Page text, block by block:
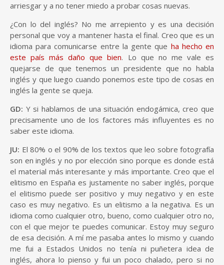
arriesgar y a no tener miedo a probar cosas nuevas.
¿Con lo del inglés? No me arrepiento y es una decisión
personal que voy a mantener hasta el final. Creo que es un
idioma para comunicarse entre la gente que ha hecho en
este país más daño que bien. Lo que no me vale es
quejarse de que tenemos un presidente que no habla
inglés y que luego cuando ponemos este tipo de cosas en
inglés la gente se queja.
GD: Y si hablamos de una situación endogámica, creo que
precisamente uno de los factores más influyentes es no
saber este idioma.
JU: El 80% o el 90% de los textos que leo sobre fotografía
son en inglés y no por elección sino porque es donde está
el material más interesante y más importante. Creo que el
elitismo en España es justamente no saber inglés, porque
el elitismo puede ser positivo y muy negativo y en este
caso es muy negativo. Es un elitismo a la negativa. Es un
idioma como cualquier otro, bueno, como cualquier otro no,
con el que mejor te puedes comunicar. Estoy muy seguro
de esa decisión. A mí me pasaba antes lo mismo y cuando
me fui a Estados Unidos no tenía ni puñetera idea de
inglés, ahora lo pienso y fui un poco chalado, pero si no